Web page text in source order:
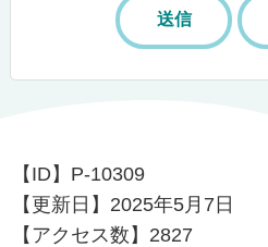
【ID】 P-10309
【更新日】 2025年5月7日
【アクセス数】 2827